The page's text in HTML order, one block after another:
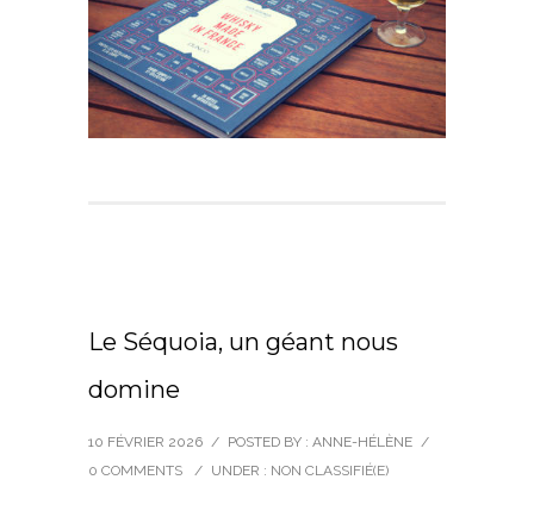
Le Séquoia, un géant nous
domine
10 FÉVRIER 2026 / POSTED BY : ANNE-HÉLÈNE /
0 COMMENTS
/ UNDER : NON CLASSIFIÉ(E)